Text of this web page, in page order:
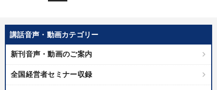
講話音声・動画カテゴリー
新刊音声・動画のご案内
全国経営者セミナー収録